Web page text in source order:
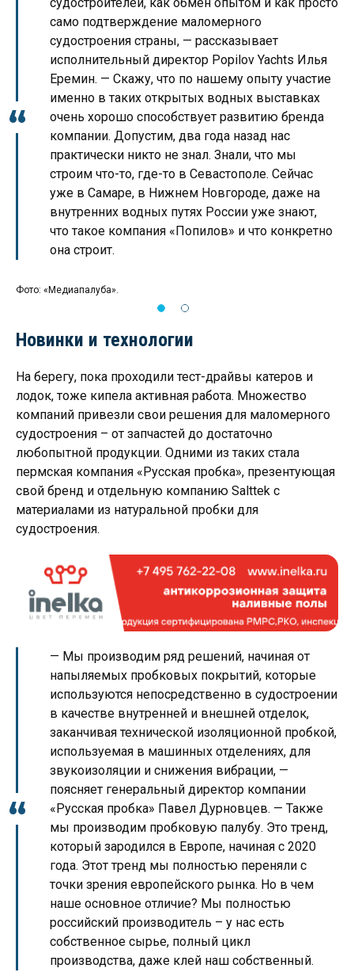
само подтверждение маломерного
судостроения страны, — рассказывает
исполнительный директор Popilov Yachts Илья
Еремин. — Скажу, что по нашему опыту участие
именно в таких открытых водных выставках
очень хорошо способствует развитию бренда
компании. Допустим, два года назад нас
практически никто не знал. Знали, что мы
строим что-то, где-то в Севастополе. Сейчас
уже в Самаре, в Нижнем Новгороде, даже на
внутренних водных путях России уже знают,
что такое компания «Попилов» и что конкретно
она строит.
Фото: «Медиапалуба».
Новинки и технологии
На берегу, пока проходили тест-драйвы катеров и
лодок, тоже кипела активная работа. Множество
компаний привезли свои решения для маломерного
судостроения – от запчастей до достаточно
любопытной продукции. Одними из таких стала
пермская компания «Русская пробка», презентующая
свой бренд и отдельную компанию Salttek с
материалами из натуральной пробки для
судостроения.
— Мы производим ряд решений, начиная от
напыляемых пробковых покрытий, которые
используются непосредственно в судостроении
в качестве внутренней и внешней отделок,
заканчивая технической изоляционной пробкой,
используемая в машинных отделениях, для
звукоизоляции и снижения вибрации, —
поясняет генеральный директор компании
«Русская пробка» Павел Дурновцев. — Также
мы производим пробковую палубу. Это тренд,
который зародился в Европе, начиная с 2020
года. Этот тренд мы полностью переняли с
точки зрения европейского рынка. Но в чем
наше основное отличие? Мы полностью
российский производитель – у нас есть
собственное сырье, полный цикл
производства, даже клей наш собственный.